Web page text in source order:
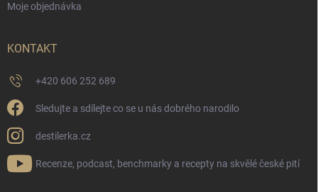
Moje objednávka
KONTAKT
+420 606 252 689
Sledujte a sdílejte co se u nás dobrého narodilo
destilerka.cz
Recenze, podcast, benchmarky a recepty na skvělé české pití